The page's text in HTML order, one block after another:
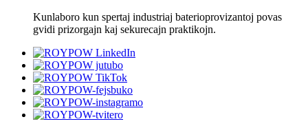
Kunlaboro kun spertaj industriaj baterioprovizantoj povas
gvidi prizorgajn kaj sekurecajn praktikojn.